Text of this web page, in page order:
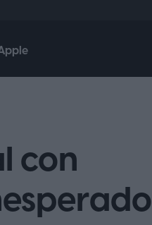
con